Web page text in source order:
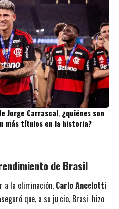
Jorge Carrascal, ¿quiénes son
más títulos en la historia?
de Brasil
a la eliminación, Carlo Ancelotti
que, a su juicio, Brasil hizo